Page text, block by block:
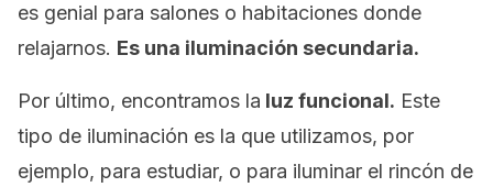
es genial para salones o habitaciones donde
relajarnos. Es una iluminación secundaria.
Por último, encontramos la luz funcional. Este
tipo de iluminación es la que utilizamos, por
ejemplo, para estudiar, o para iluminar el rincón de